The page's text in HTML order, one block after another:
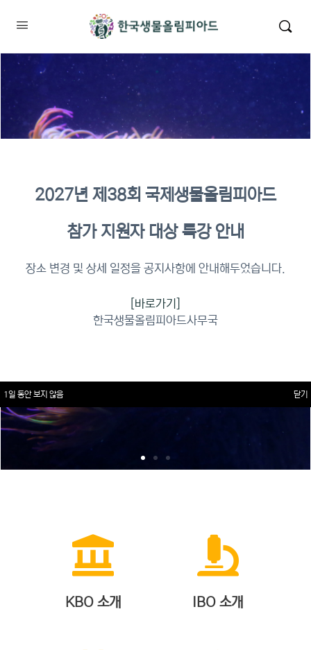
이수증명서 확인 바로가기
KBO 소개 IBO 소개
2027년 제38회 국제생물올림피아드
참가 지원자 대상 특강 안내
장소 변경 및 상세 일정을 공지사항에 안내해두었습니다.
[바로가기]
한국생물올림피아드사무국
1일 동안 보지 않음 닫기